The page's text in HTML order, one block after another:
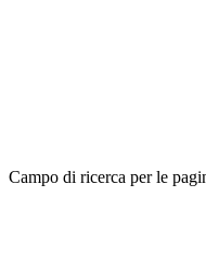
Campo di ricerca per le